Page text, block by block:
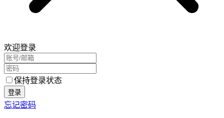
欢迎登录
保持登录状态
登录
忘记密码